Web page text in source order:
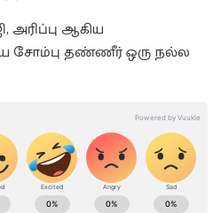
அரிப்பு ஆகிய
சோம்பு தண்ணீர் ஒரு நல்ல